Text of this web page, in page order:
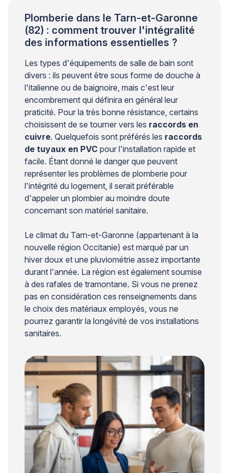
Plomberie dans le Tarn-et-Garonne
(82) : comment trouver l'intégralité
des informations essentielles ?
Les types d'équipements de salle de bain sont
divers : ils peuvent être sous forme de douche à
l'italienne ou de baignoire, mais c'est leur
encombrement qui définira en général leur
praticité. Pour la très bonne résistance, certains
choisissent de se tourner vers les raccords en
cuivre. Quelquefois sont préférés les raccords
de tuyaux en PVC pour l'installation rapide et
facile. Étant donné le danger que peuvent
représenter les problèmes de plomberie pour
l'intégrité du logement, il serait préférable
d'appeler un plombier au moindre doute
concernant son matériel sanitaire.
Le climat du Tarn-et-Garonne (appartenant à la
nouvelle région Occitanie) est marqué par un
hiver doux et une pluviométrie assez importante
durant l'année. La région est également soumise
à des rafales de tramontane. Si vous ne prenez
pas en considération ces renseignements dans
le choix des matériaux employés, vous ne
pourrez garantir la longévité de vos installations
sanitaires.